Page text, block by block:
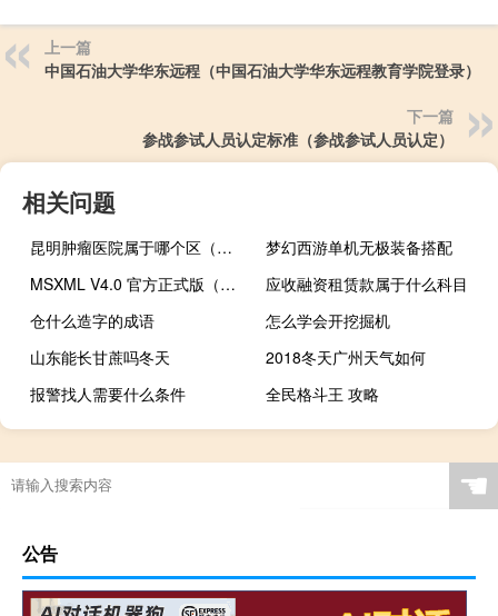
上一篇
中国石油大学华东远程（中国石油大学华东远程教育学院登录）
下一篇
参战参试人员认定标准（参战参试人员认定）
相关问题
昆明肿瘤医院属于哪个区（昆明肿瘤医院）
梦幻西游单机无极装备搭配
MSXML V4.0 官方正式版（MSXML V4.0 官方正式版功能简介）
应收融资租赁款属于什么科目
仓什么造字的成语
怎么学会开挖掘机
山东能长甘蔗吗冬天
2018冬天广州天气如何
报警找人需要什么条件
全民格斗王 攻略
☚
公告